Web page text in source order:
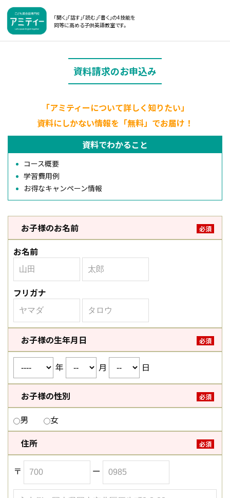
「聞く」「話す」「読む」「書く」の4技能を
同等に高める子供英語教室です。
資料請求のお申込み
「アミティーについて詳しく知りたい」
資料にしかない情報を「無料」でお届け！
資料でわかること
コース概要
学習費用例
お得なキャンペーン情報
お子様のお名前 必須
お名前
フリガナ
お子様の生年月日 必須
年 月 日
お子様の性別 必須
男
女
住所
必須
〒 ー